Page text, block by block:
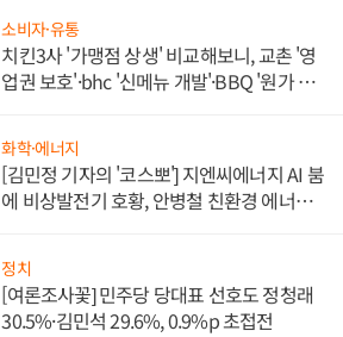
소비자·유통
치킨3사 '가맹점 상생' 비교해보니, 교촌 '영
업권 보호'·bhc '신메뉴 개발'·BBQ '원가 부
화학·에너지
[김민정 기자의 '코스뽀'] 지엔씨에너지 AI 붐
에 비상발전기 호황, 안병철 친환경 에너지
정치
[여론조사꽃] 민주당 당대표 선호도 정청래
30.5%·김민석 29.6%, 0.9%p 초접전